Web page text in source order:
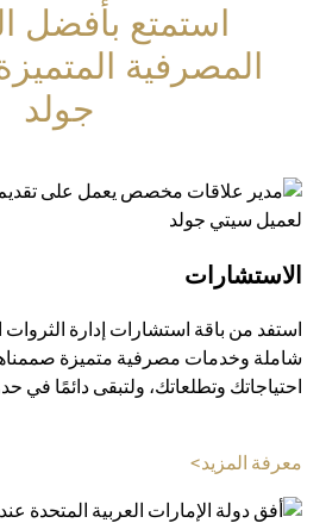
استمتع بأفضل
المصرفية
جولد
الاستشارات
استفد من باقة استشارات إدارة الثروات
شاملة وخدمات مصرفية متميزة
احتياجاتك وتطلعاتك، ولتبقى دائمًا في
معرفة المزيد>